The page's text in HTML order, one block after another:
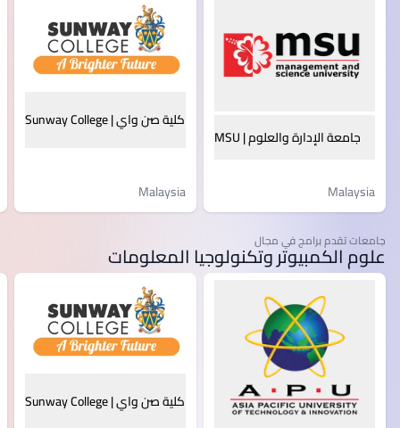
جامعة الإدارة والعلوم | MSU
Malaysia
كلية صن واي | Sunway College
Malaysia
جامعات تقدم برامج في مجال
علوم الكمبيوتر وتكنولوجيا المعلومات
كلية صن واي | Sunway College